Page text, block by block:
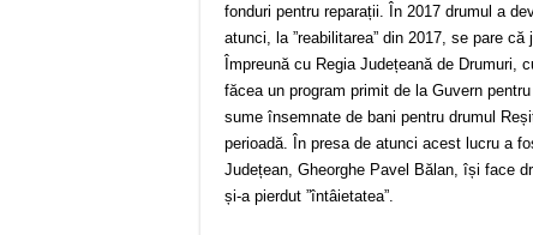
fonduri pentru reparații. În 2017 drumul a
atunci, la ”reabilitarea” din 2017, se pare
Împreună cu Regia Județeană de Drumuri,
făcea un program primit de la Guvern
sume însemnate de bani pentru drumul
perioadă. În presa de atunci acest lucru a
Județean, Gheorghe Pavel Bălan, își face
și-a pierdut ”întâietatea”.